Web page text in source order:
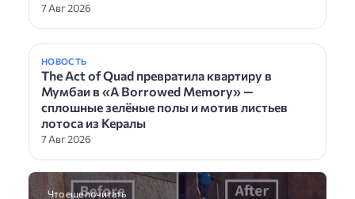
7 Авг 2026
НОВОСТЬ
The Act of Quad превратила квартиру в
Мумбаи в «A Borrowed Memory» —
сплошные зелёные полы и мотив листьев
лотоса из Кералы
7 Авг 2026
Что еще почитать